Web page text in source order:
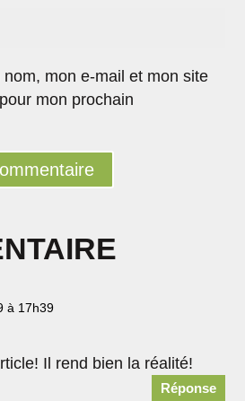
à 17h39
Il rend bien la réalité!
Réponse
mon e-mail et mon site
mon prochain